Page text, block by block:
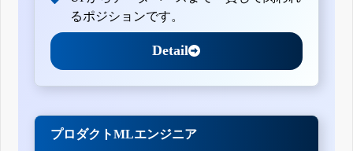
るポジションです。
Detail
プロダクトMLエンジニア